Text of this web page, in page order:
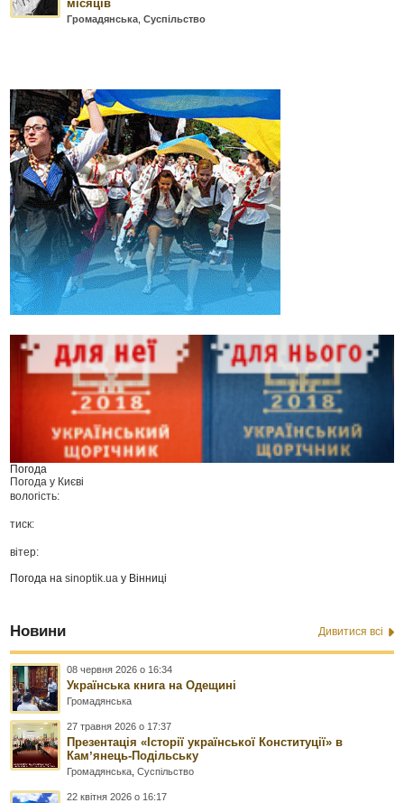
місяців
Громадянська ,Суспільство
Погода
Погода у Києві
вологість:
тиск:
вітер:
Погода наsinoptik.ua у Вінниці
Новини Дивитися всі
08 червня 2026 о 16:34
Українська книга на Одещині
Громадянська
27 травня 2026 о 17:37
Презентація «Історії української Конституції» в
Камʼянець-Подільську
Громадянська ,Суспільство
22 квітня 2026 о 16:17